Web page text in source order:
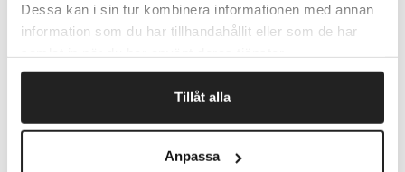
Dessa kan i sin tur kombinera informationen med annan
information som du har tillhandahållit eller som de har
Tillåt alla
Anpassa
167074 Arbejdsbord 400 mm.
Arbejdsbord 300 mm.
Arbejdsbord 210 mm.